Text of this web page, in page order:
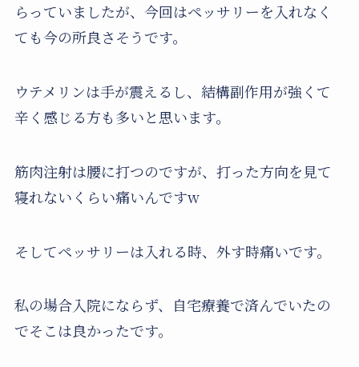
らっていましたが、今回はペッサリーを入れなく
ても今の所良さそうです。
ウテメリンは手が震えるし、結構副作用が強くて
辛く感じる方も多いと思います。
筋肉注射は腰に打つのですが、打った方向を見て
寝れないくらい痛いんですw
そしてペッサリーは入れる時、外す時痛いです。
私の場合入院にならず、自宅療養で済んでいたの
でそこは良かったです。